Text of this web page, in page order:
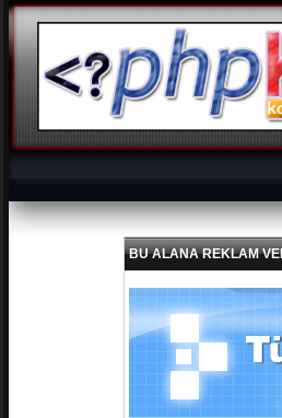
BU ALANA REKLAM